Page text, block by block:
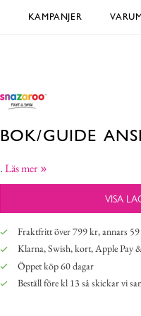
KAMPANJER
BOK/GUIDE
.Läs mer
VISA
Fraktfritt över 799 kr, annars
Klarna, Swish, kort, Apple Pay
Öppet köp 60 dagar
Beställ före kl 13 så skickar vi